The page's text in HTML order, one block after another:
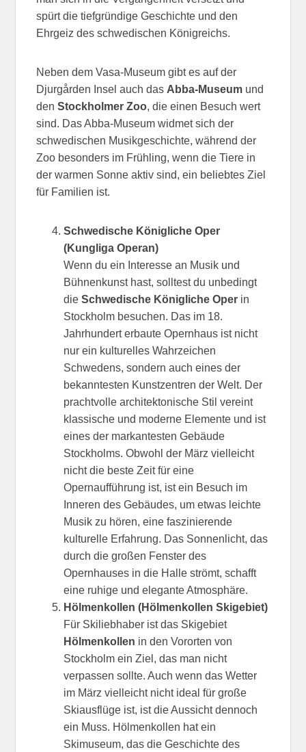
spürt die tiefgründige Geschichte und den
Ehrgeiz des schwedischen Königreichs.
Neben dem Vasa-Museum gibt es auf der
Djurgården Insel auch das Abba-Museum und
denStockholmer Zoo, die einen Besuch wert
sind. Das Abba-Museum widmet sich der
schwedischen Musikgeschichte, während der
Zoo besonders im Frühling, wenn die Tiere in
der warmen Sonne aktiv sind, ein beliebtes Ziel
für Familien ist.
Schwedische Königliche Oper
(Kungliga Operan)
Wenn du ein Interesse an Musik und
Bühnenkunst hast, solltest du unbedingt
dieSchwedische Königliche Oper in
Stockholm besuchen. Das im 18.
Jahrhundert erbaute Opernhaus ist nicht
nur ein kulturelles Wahrzeichen
Schwedens, sondern auch eines der
bekanntesten Kunstzentren der Welt. Der
prachtvolle architektonische Stil vereint
klassische und moderne Elemente und ist
eines der markantesten Gebäude
Stockholms. Obwohl der März vielleicht
nicht die beste Zeit für eine
Opernaufführung ist, ist ein Besuch im
Inneren des Gebäudes, um etwas leichte
Musik zu hören, eine faszinierende
kulturelle Erfahrung. Das Sonnenlicht, das
durch die großen Fenster des
Opernhauses in die Halle strömt, schafft
eine ruhige und elegante Atmosphäre.
Hölmenkollen (Hölmenkollen Skigebiet)
Für Skiliebhaber ist das Skigebiet
Hölmenkollen in den Vororten von
Stockholm ein Ziel, das man nicht
verpassen sollte. Auch wenn das Wetter
im März vielleicht nicht ideal für große
Skiausflüge ist, ist die Aussicht dennoch
ein Muss. Hölmenkollen hat ein
Skimuseum, das die Geschichte des